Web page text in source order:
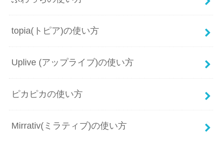
topia(トピア)の使い方
Uplive (アップライブ)の使い方
ピカピカの使い方
Mirrativ(ミラティブ)の使い方